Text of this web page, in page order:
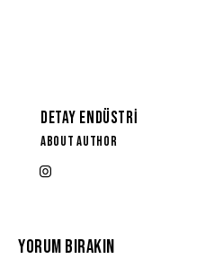
DETAY ENDÜSTRI
ABOUT AUTHOR
YORUM BIRAKIN